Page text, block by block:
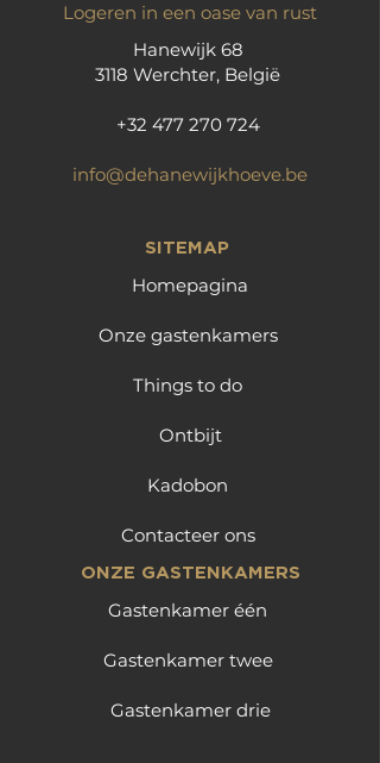
Logeren in een oase van rust
Hanewijk 68
3118 Werchter, België
+32 477 270 724
info@dehanewijkhoeve.be
SITEMAP
Homepagina
Onze gastenkamers
Things to do
Ontbijt
Kadobon
Contacteer ons
ONZE GASTENKAMERS
Gastenkamer één
Gastenkamer twee
Gastenkamer drie